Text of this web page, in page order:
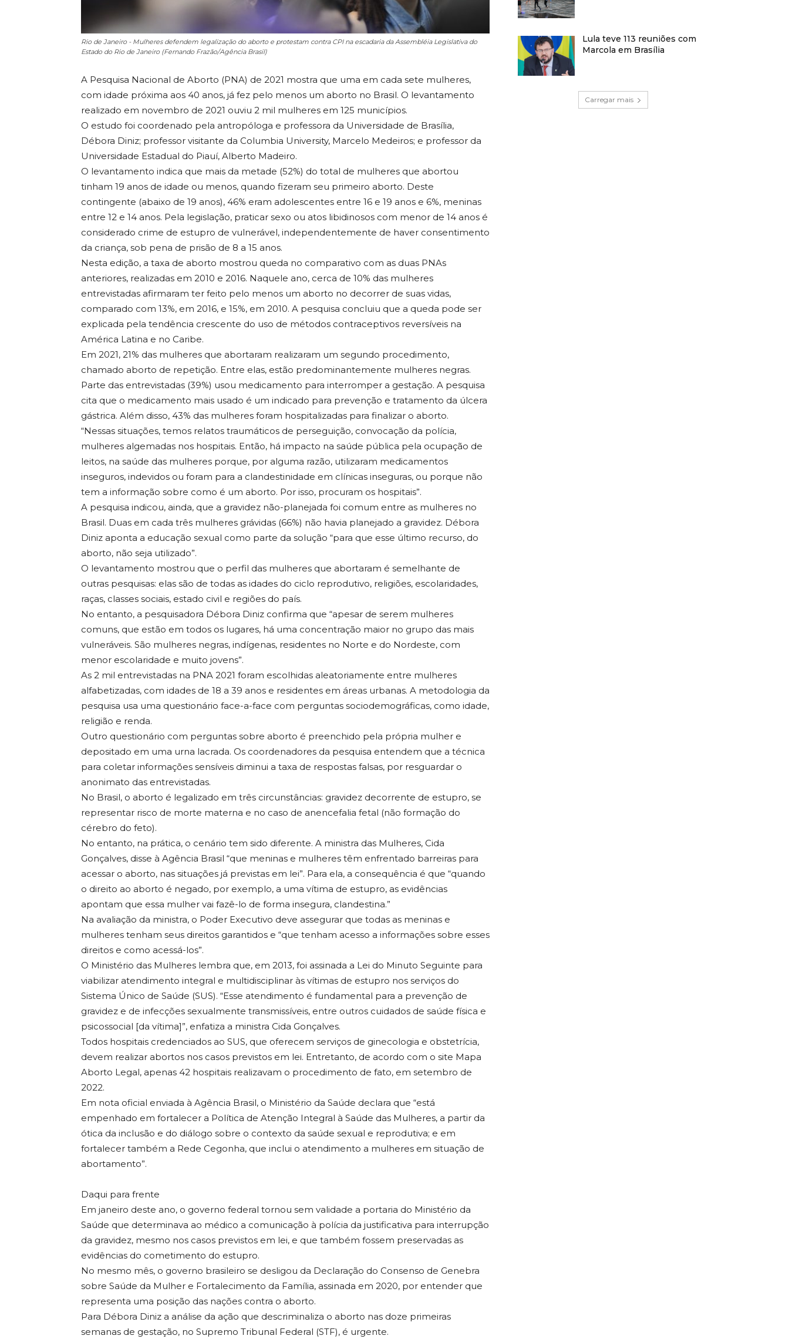
Rio de Janeiro - Mulheres defendem legalização do aborto e protestam contra CPI na escadaria da Assembléia Legislativa do
Estado do Rio de Janeiro (Fernando Frazão/Agência Brasil)
A Pesquisa Nacional de Aborto (PNA) de 2021 mostra que uma em cada sete mulheres,
com idade próxima aos 40 anos, já fez pelo menos um aborto no Brasil. O levantamento
realizado em novembro de 2021 ouviu 2 mil mulheres em 125 municípios.
O estudo foi coordenado pela antropóloga e professora da Universidade de Brasília,
Débora Diniz; professor visitante da Columbia University, Marcelo Medeiros; e professor da
Universidade Estadual do Piauí, Alberto Madeiro.
O levantamento indica que mais da metade (52%) do total de mulheres que abortou
tinham 19 anos de idade ou menos, quando fizeram seu primeiro aborto. Deste
contingente (abaixo de 19 anos), 46% eram adolescentes entre 16 e 19 anos e 6%, meninas
entre 12 e 14 anos. Pela legislação, praticar sexo ou atos libidinosos com menor de 14 anos é
considerado crime de estupro de vulnerável, independentemente de haver consentimento
da criança, sob pena de prisão de 8 a 15 anos.
Nesta edição, a taxa de aborto mostrou queda no comparativo com as duas PNAs
anteriores, realizadas em 2010 e 2016. Naquele ano, cerca de 10% das mulheres
entrevistadas afirmaram ter feito pelo menos um aborto no decorrer de suas vidas,
comparado com 13%, em 2016, e 15%, em 2010. A pesquisa concluiu que a queda pode ser
explicada pela tendência crescente do uso de métodos contraceptivos reversíveis na
América Latina e no Caribe.
Em 2021, 21% das mulheres que abortaram realizaram um segundo procedimento,
chamado aborto de repetição. Entre elas, estão predominantemente mulheres negras.
Parte das entrevistadas (39%) usou medicamento para interromper a gestação. A pesquisa
cita que o medicamento mais usado é um indicado para prevenção e tratamento da úlcera
gástrica. Além disso, 43% das mulheres foram hospitalizadas para finalizar o aborto.
“Nessas situações, temos relatos traumáticos de perseguição, convocação da polícia,
mulheres algemadas nos hospitais. Então, há impacto na saúde pública pela ocupação de
leitos, na saúde das mulheres porque, por alguma razão, utilizaram medicamentos
inseguros, indevidos ou foram para a clandestinidade em clínicas inseguras, ou porque não
tem a informação sobre como é um aborto. Por isso, procuram os hospitais”.
A pesquisa indicou, ainda, que a gravidez não-planejada foi comum entre as mulheres no
Brasil. Duas em cada três mulheres grávidas (66%) não havia planejado a gravidez. Débora
Diniz aponta a educação sexual como parte da solução “para que esse último recurso, do
aborto, não seja utilizado”.
O levantamento mostrou que o perfil das mulheres que abortaram é semelhante de
outras pesquisas: elas são de todas as idades do ciclo reprodutivo, religiões, escolaridades,
raças, classes sociais, estado civil e regiões do país.
No entanto, a pesquisadora Débora Diniz confirma que “apesar de serem mulheres
comuns, que estão em todos os lugares, há uma concentração maior no grupo das mais
vulneráveis. São mulheres negras, indígenas, residentes no Norte e do Nordeste, com
menor escolaridade e muito jovens”.
As 2 mil entrevistadas na PNA 2021 foram escolhidas aleatoriamente entre mulheres
alfabetizadas, com idades de 18 a 39 anos e residentes em áreas urbanas. A metodologia da
pesquisa usa uma questionário face-a-face com perguntas sociodemográficas, como idade,
religião e renda.
Outro questionário com perguntas sobre aborto é preenchido pela própria mulher e
depositado em uma urna lacrada. Os coordenadores da pesquisa entendem que a técnica
para coletar informações sensíveis diminui a taxa de respostas falsas, por resguardar o
anonimato das entrevistadas.
No Brasil, o aborto é legalizado em três circunstâncias: gravidez decorrente de estupro, se
representar risco de morte materna e no caso de anencefalia fetal (não formação do
cérebro do feto).
No entanto, na prática, o cenário tem sido diferente. A ministra das Mulheres, Cida
Gonçalves, disse à Agência Brasil “que meninas e mulheres têm enfrentado barreiras para
acessar o aborto, nas situações já previstas em lei”. Para ela, a consequência é que “quando
o direito ao aborto é negado, por exemplo, a uma vítima de estupro, as evidências
apontam que essa mulher vai fazê-lo de forma insegura, clandestina.”
Na avaliação da ministra, o Poder Executivo deve assegurar que todas as meninas e
mulheres tenham seus direitos garantidos e “que tenham acesso a informações sobre esses
direitos e como acessá-los”.
O Ministério das Mulheres lembra que, em 2013, foi assinada a Lei do Minuto Seguinte para
viabilizar atendimento integral e multidisciplinar às vítimas de estupro nos serviços do
Sistema Único de Saúde (SUS). “Esse atendimento é fundamental para a prevenção de
gravidez e de infecções sexualmente transmissíveis, entre outros cuidados de saúde física e
psicossocial [da vítima]”, enfatiza a ministra Cida Gonçalves.
Todos hospitais credenciados ao SUS, que oferecem serviços de ginecologia e obstetrícia,
devem realizar abortos nos casos previstos em lei. Entretanto, de acordo com o site Mapa
Aborto Legal, apenas 42 hospitais realizavam o procedimento de fato, em setembro de
2022.
Em nota oficial enviada à Agência Brasil, o Ministério da Saúde declara que “está
empenhado em fortalecer a Política de Atenção Integral à Saúde das Mulheres, a partir da
ótica da inclusão e do diálogo sobre o contexto da saúde sexual e reprodutiva; e em
fortalecer também a Rede Cegonha, que inclui o atendimento a mulheres em situação de
abortamento”.
Daqui para frente
Em janeiro deste ano, o governo federal tornou sem validade a portaria do Ministério da
Saúde que determinava ao médico a comunicação à polícia da justificativa para interrupção
da gravidez, mesmo nos casos previstos em lei, e que também fossem preservadas as
evidências do cometimento do estupro.
No mesmo mês, o governo brasileiro se desligou da Declaração do Consenso de Genebra
sobre Saúde da Mulher e Fortalecimento da Família, assinada em 2020, por entender que
representa uma posição das nações contra o aborto.
Para Débora Diniz a análise da ação que descriminaliza o aborto nas doze primeiras
semanas de gestação, no Supremo Tribunal Federal (STF), é urgente.
Lula teve 113 reuniões com
Marcola em Brasília
Carregar mais